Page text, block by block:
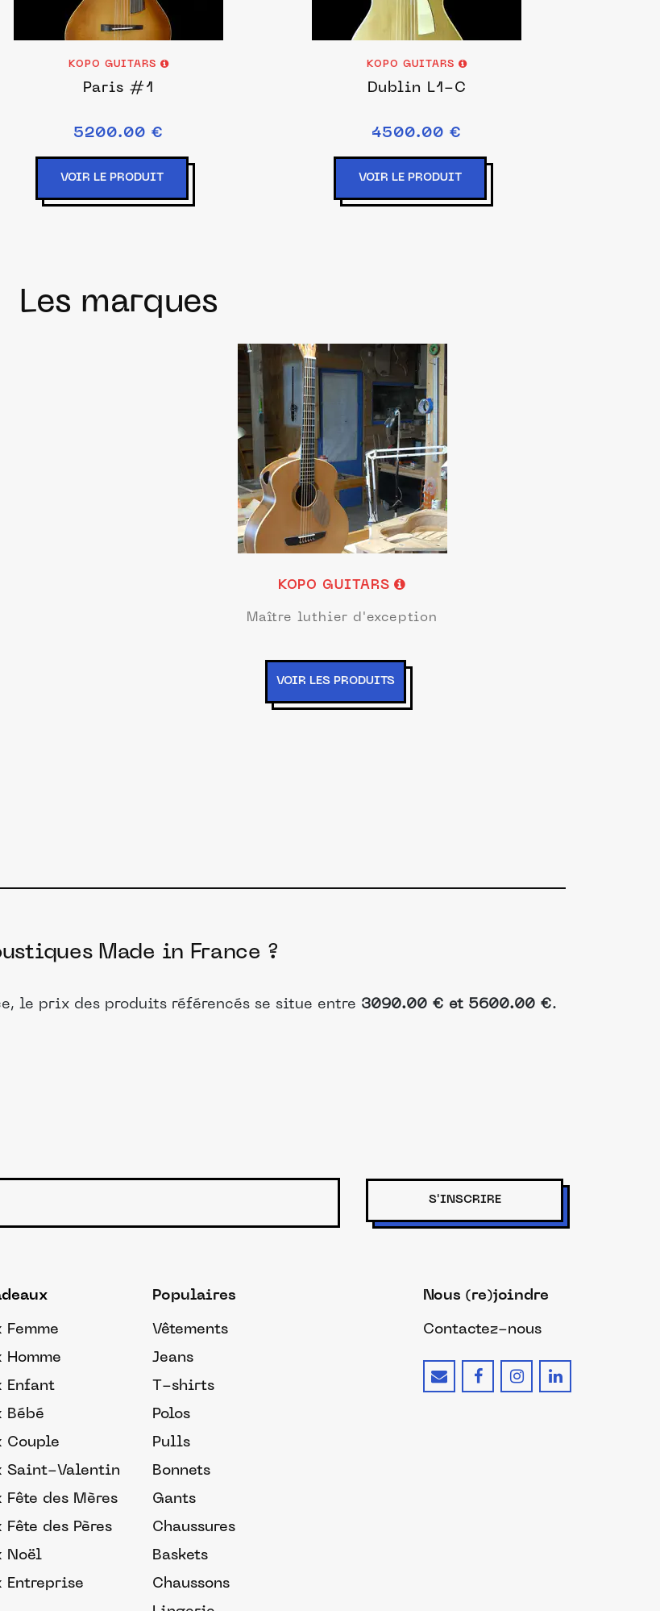
KOPO GUITARS
Paris #1
5200.00 €
VOIR LE PRODUIT
KOPO GUITARS
Dublin L1-C
4500.00 €
VOIR LE PRODUIT
Les marques
KOPO GUITARS
Maître luthier d'exception
VOIR LES PRODUITS
Made in France ?
le prix des produits référencés se situe entre 3090.00 € et 5600.00 €.
S'INSCRIRE
Femme
Homme
Enfant
Bébé
Couple
Saint-Valentin
Fête des Mères
Fête des Pères
Noël
Entreprise
Populaires
Vêtements
Jeans
T-shirts
Polos
Pulls
Bonnets
Gants
Chaussures
Baskets
Chaussons
Nous (re)joindre
Contactez-nous